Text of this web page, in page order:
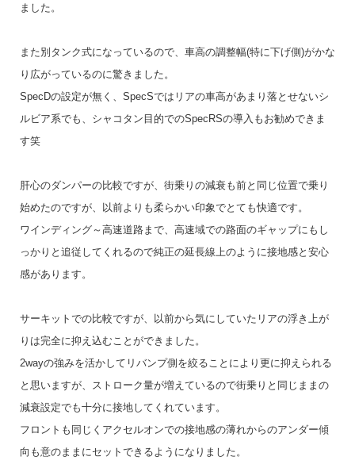
ました。
また別タンク式になっているので、車高の調整幅(特に下げ側)がかな
り広がっているのに驚きました。
SpecDの設定が無く、SpecSではリアの車高があまり落とせないシ
ルビア系でも、シャコタン目的でのSpecRSの導入もお勧めできま
す笑
肝心のダンパーの比較ですが、街乗りの減衰も前と同じ位置で乗り
始めたのですが、以前よりも柔らかい印象でとても快適です。
ワインディング～高速道路まで、高速域での路面のギャップにもし
っかりと追従してくれるので純正の延長線上のように接地感と安心
感があります。
サーキットでの比較ですが、以前から気にしていたリアの浮き上が
りは完全に抑え込むことができました。
2wayの強みを活かしてリバンプ側を絞ることにより更に抑えられる
と思いますが、ストローク量が増えているので街乗りと同じままの
減衰設定でも十分に接地してくれています。
フロントも同じくアクセルオンでの接地感の薄れからのアンダー傾
向も意のままにセットできるようになりました。